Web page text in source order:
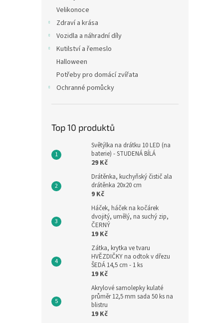
Velikonoce
Zdraví a krása
Vozidla a náhradní díly
Kutilství a řemeslo
Halloween
Potřeby pro domácí zvířata
Ochranné pomůcky
Top 10 produktů
Světýlka na drátku 10 LED (na
baterie) - STUDENÁ BÍLÁ
29 Kč
Drátěnka, kuchyňský čistič ala
drátěnka 20x20 cm
9 Kč
Háček, háček na kočárek
dvojitý, umělý, na suchý zip,
ČERNÝ
19 Kč
Zátka, krytka ve tvaru
HVĚZDIČKY na odtok v dřezu
ŠEDÁ 14,5 cm - 1 ks
19 Kč
Akrylové samolepky kulaté
průměr 12,5 mm sada 50 ks na
blistru
19 Kč